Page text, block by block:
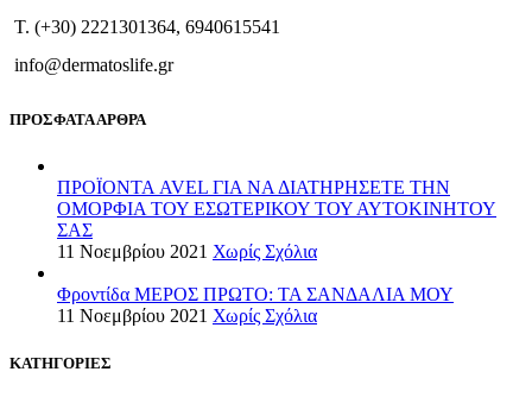
T. (+30) 2221301364, 6940615541
info@dermatoslife.gr
ΠΡΟΣΦΑΤΑ ΑΡΘΡΑ
ΠΡΟΪΟΝΤΑ AVEL ΓΙΑ ΝΑ ΔΙΑΤΗΡΗΣΕΤΕ ΤΗΝ
ΟΜΟΡΦΙΑ ΤΟΥ ΕΣΩΤΕΡΙΚΟΥ ΤΟΥ ΑΥΤΟΚΙΝΗΤΟΥ
ΣΑΣ
11 Νοεμβρίου 2021 Χωρίς Σχόλια
Φροντίδα ΜΕΡΟΣ ΠΡΩΤΟ: ΤΑ ΣΑΝΔΑΛΙΑ ΜΟΥ
11 Νοεμβρίου 2021 Χωρίς Σχόλια
ΚΑΤΗΓΟΡΙΕΣ